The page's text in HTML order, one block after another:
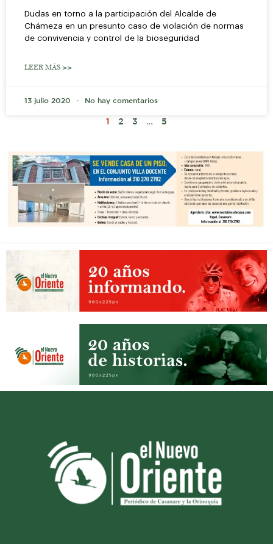
Dudas en torno a la participación del Alcalde de
Chámeza en un presunto caso de violación de normas
de convivencia y control de la bioseguridad
LEER MÁS >>
13 julio 2020 No hay comentarios
1 2 3 … 5